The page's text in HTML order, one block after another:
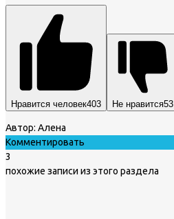
Нравится человек403 Не нравится53
Автор: Алена
Комментировать
3
похожие записи из этого раздела